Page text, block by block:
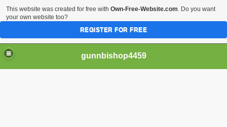
gunnbishop4459
This website was created for free with Own-Free-Website.com. Do you want
your own website too?
REGISTER FOR FREE